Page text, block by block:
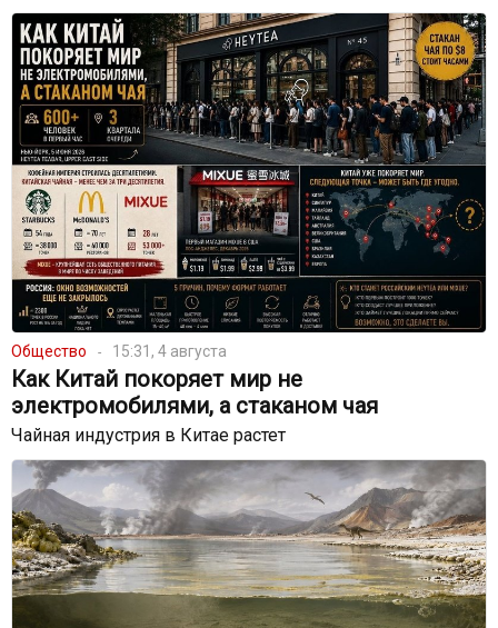
Общество 15:31, 4 августа
Как Китай покоряет мир не
электромобилями, а стаканом чая
Чайная индустрия в Китае растет